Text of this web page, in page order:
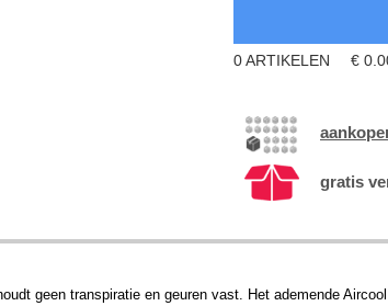
0ARTIKELEN €
gratis
geen transpiratie en geuren vast. Het ademende